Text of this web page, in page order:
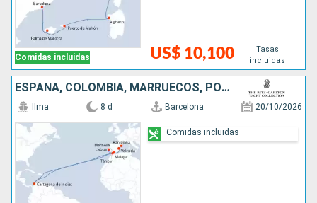
Comidas incluidas US$ 10,100
Tasas
incluidas
ESPAÑA, COLOMBIA, MARRUECOS, PORTUGAL
Ilma 8 d Barcelona 20/10/2026
Comidas incluidas